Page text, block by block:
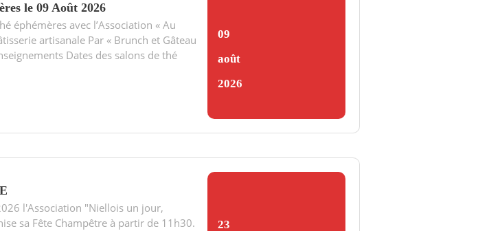
le 09 Août 2026
éphémères avec l’Association « Au
artisanale Par « Brunch et Gâteau
Dates des salons de thé
09
août
2026
l'Association "Niellois un jour,
sa Fête Champêtre à partir de 11h30.
23